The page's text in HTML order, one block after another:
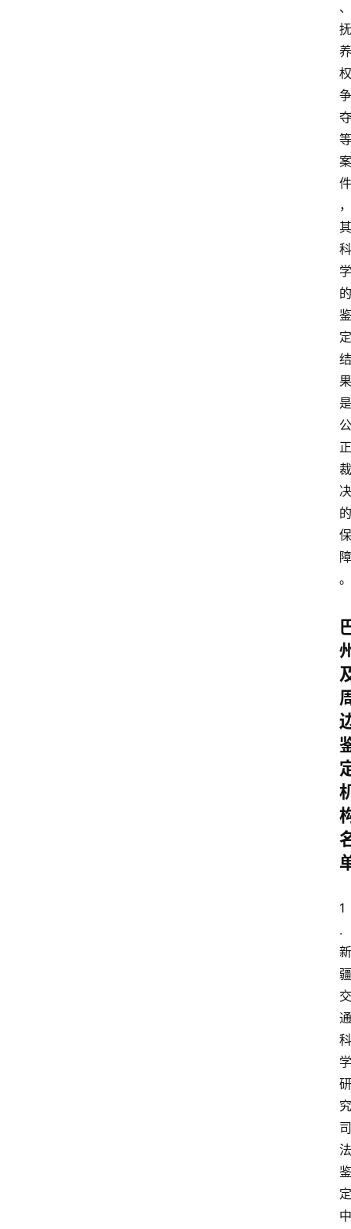
、
抚
养
权
争
夺
等
案
件
，
其
科
学
的
鉴
定
结
果
是
公
正
裁
决
的
保
障
。
1
.
新
疆
交
通
科
学
研
究
司
法
鉴
定
中